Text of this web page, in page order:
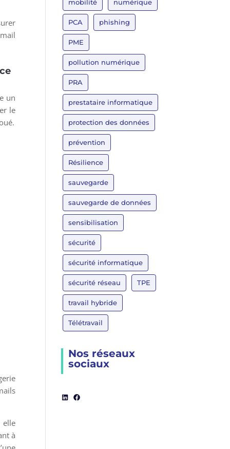
un
le
elle
à
mobilité numérique
PCA phishing
PME
pollution numérique
PRA
prestataire informatique
protection des données
prévention
Résilience
sauvegarde
sauvegarde de données
sensibilisation
sécurité
sécurité informatique
sécurité réseau TPE
travail hybride
Télétravail
Nos réseaux
sociaux
LinkedIn
Facebook